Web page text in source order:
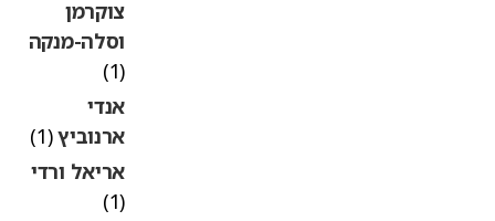
צוקרמן
וסלה-מנקה
אנדי
ארנוביץ(1)
אריאל ורדי